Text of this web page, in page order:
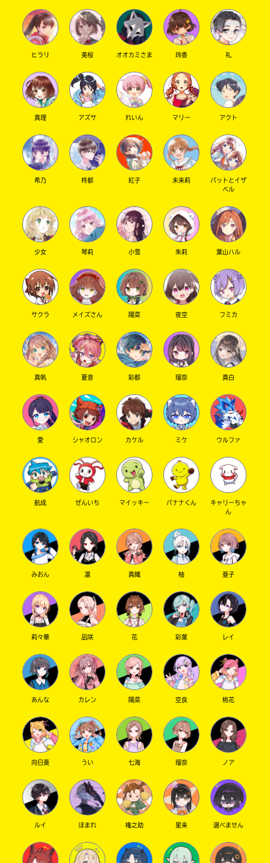
キーワードから探す
オフィシャルアカウント
SNSでシェアする
ヒラリ 美桜 オオカミさま 玲香 礼
真理 アズサ れいん マリー アクト
希乃 柊都 紅子 未来莉
パットとイザ
ベル
少女 琴莉 小雪 朱莉 葉山ハル
サクラ メイズさん 陽菜 夜空 フミカ
真帆 夏音 彩都 瑠奈 真白
愛 シャオロン カケル ミケ ウルファ
航成 ぜんいち マイッキー バナナくん
キャリーちゃ
ん
みおん 凛 真織 柚 亜子
莉々華 凪咲 花 彩葉 レイ
あんな カレン 陽菜 空良 桃花
向日葵 うい 七海 瑠奈 ノア
ルイ ほまれ 権之助 星来 選べません